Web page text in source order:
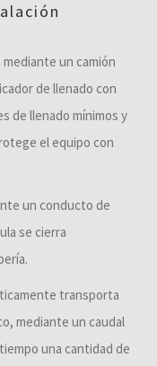
un camión
de llenado con
de llenado mínimos y
el equipo con
un conducto de
se cierra
transporta
mediante un caudal
una cantidad de